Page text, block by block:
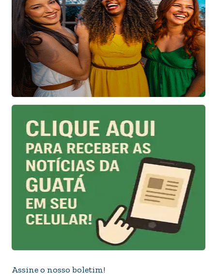
Assine o nosso boletim!